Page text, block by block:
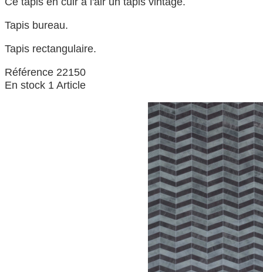
Tapis bureau.
Tapis rectangulaire.
Référence 22150
En stock 1 Article